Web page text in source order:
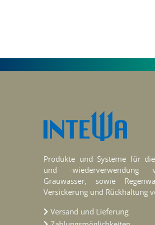
Produkte und Systeme für
und -
Grauwasser, sowie
Versickerung und Rückhaltung
Versand und Lieferung